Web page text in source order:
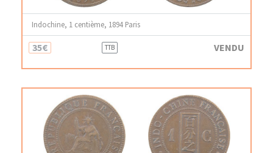
Indochine, 1 centième, 1894 Paris
35€ TTB VENDU